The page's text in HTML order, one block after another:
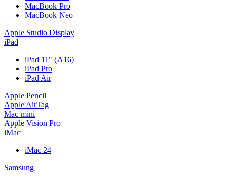
MacBook Pro
MacBook Neo
Apple Studio Display
iPad
iPad 11" (A16)
iPad Pro
iPad Air
Apple Pencil
Apple AirTag
Mac mini
Apple Vision Pro
iMac
iMac 24
Samsung